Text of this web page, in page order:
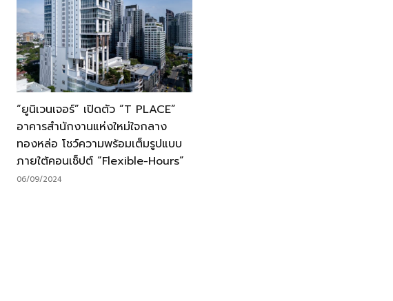
“ยูนิเวนเจอร์” เปิดตัว “T PLACE”
อาคารสำนักงานแห่งใหม่ใจกลาง
ทองหล่อ โชว์ความพร้อมเต็มรูปแบบ
ภายใต้คอนเซ็ปต์ “Flexible-Hours”
06/09/2024